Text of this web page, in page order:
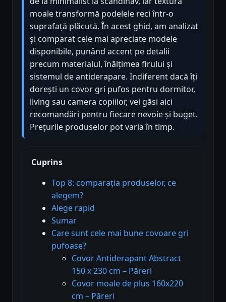
moale transformă podelele reci într-o
suprafață plăcută. În acest ghid, am analizat
și comparat cele mai apreciate modele
disponibile, punând accent pe detalii
precum materialul, înălțimea firului și
sistemul de antiderapare. Indiferent dacă îți
dorești un covor gri pufos pentru dormitor,
living sau camera copiilor, vei găsi aici
recomandări pentru fiecare nevoie și buget.
Prețurile produselor pot varia în timp.
Cuprins
Top 8: comparația produselor, ce
alegem?
Alege rapid
Sumar
Care sunt cele mai bune covoare gri
pufoase?
Covor Antiderapant Abstract
150 x 230 cm – Păreri
Covor moale de plus 160x220
cm – Păreri